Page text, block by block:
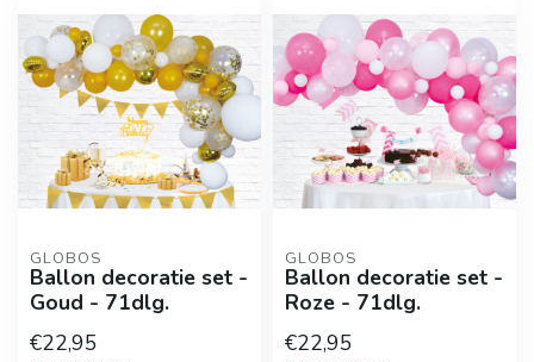
GLOBOS
Ballon decoratie set -
Goud - 71dlg.
€22,95
GLOBOS
Ballon decoratie set -
Roze - 71dlg.
€22,95